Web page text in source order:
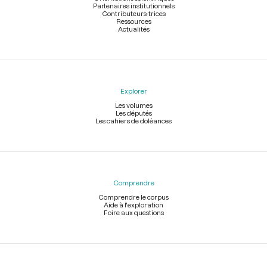
Partenaires institutionnels
Contributeurs-trices
Ressources
Actualités
Explorer
Les volumes
Les députés
Les cahiers de doléances
Comprendre
Comprendre le corpus
Aide à l'exploration
Foire aux questions